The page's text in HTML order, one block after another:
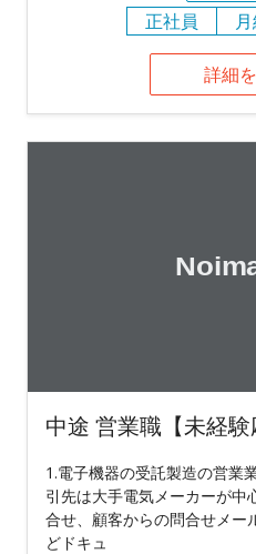
正社員
詳細
中途 営業職【未経験
1.電子機器の受託製造の営業
引先は大手電気メーカーが中
合せ、顧客からの問合せメー
どドキュ